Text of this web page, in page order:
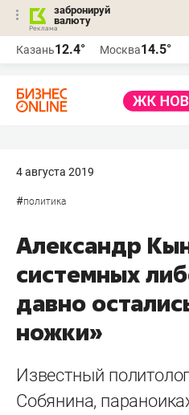
забронируй
валюту
Казань12.4° Москва14.5°
4 августа 2019
#политика
Александр
системных
давно
ножки»
Известный
Собянина,